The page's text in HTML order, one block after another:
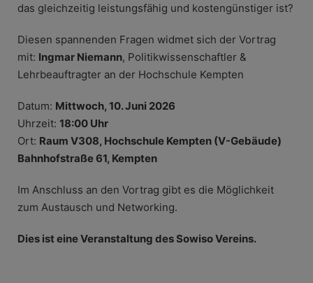
das gleichzeitig leistungsfähig und kostengünstiger ist?
Diesen spannenden Fragen widmet sich der Vortrag
mit: Ingmar Niemann, Politikwissenschaftler &
Lehrbeauftragter an der Hochschule Kempten
Datum: Mittwoch, 10. Juni 2026
Uhrzeit: 18:00 Uhr
Ort: Raum V308, Hochschule Kempten (V-Gebäude)
Bahnhofstraße 61, Kempten
Im Anschluss an den Vortrag gibt es die Möglichkeit
zum Austausch und Networking.
Dies ist eine Veranstaltung des Sowiso Vereins.